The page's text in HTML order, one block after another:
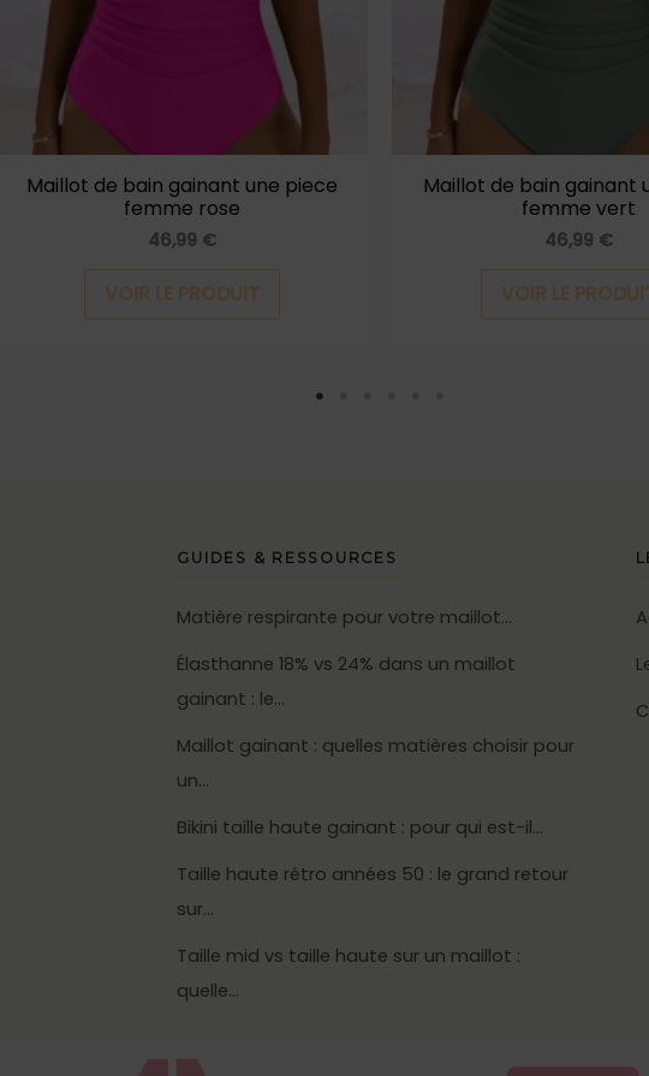
Maillot de bain gainant une piece
femme rose
46,99 €
VOIR LE PRODUIT
peuvent
être
choisies
la
Maillot de bain gainant
femme vert
46,99 €
VOIR LE
GUIDES & RESSOURCES
Matière respirante pour votre maillot…
Élasthanne 18% vs 24% dans un maillot
gainant : le…
Maillot gainant : quelles matières choisir pour
un…
Bikini taille haute gainant : pour qui est-il…
Taille haute rétro années 50 : le grand retour
sur…
Taille mid vs taille haute sur un maillot :
quelle…